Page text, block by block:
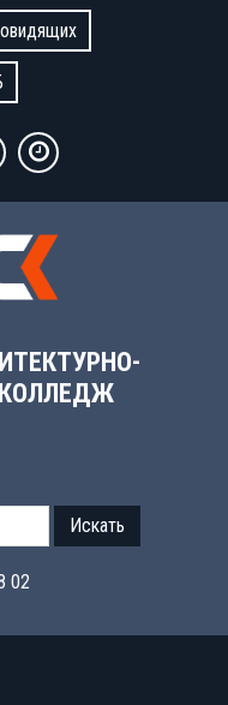
Искать
02